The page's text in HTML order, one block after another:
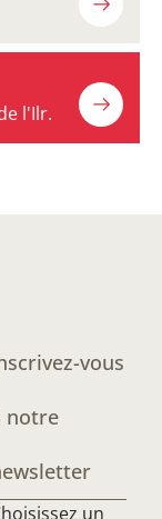
l'Ilr.
vous
notre
un